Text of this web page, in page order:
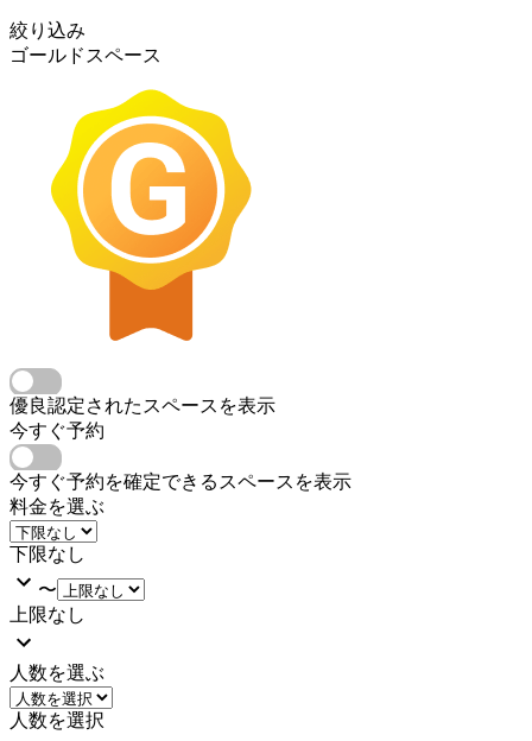
絞り込み
ゴールドスペース
優良認定されたスペースを表示
今すぐ予約
今すぐ予約を確定できるスペースを表示
料金を選ぶ
下限なし
〜
上限なし
人数を選ぶ
人数を選択